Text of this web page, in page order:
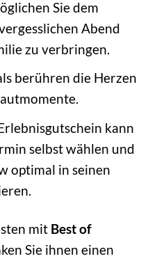
Sie dem
Abend
zu verbringen.
berühren die Herzen
kann
selbst wählen und
optimal in seinen
mit Best of
Sie ihnen einen